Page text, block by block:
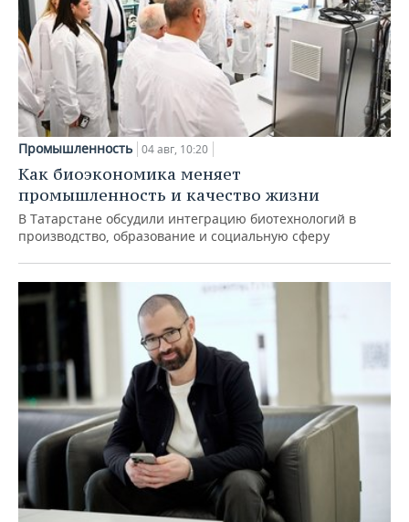
Промышленность 04 авг, 10:20
Как биоэкономика меняет
промышленность и качество жизни
В Татарстане обсудили интеграцию биотехнологий в
производство, образование и социальную сферу